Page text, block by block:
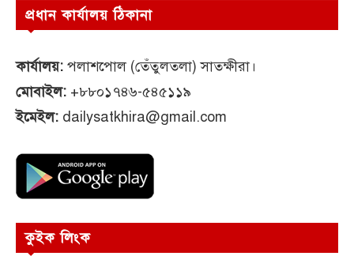
প্রধান কার্যালয় ঠিকানা
কার্যালয়: পলাশপোল (তেঁতুলতলা) সাতক্ষীরা।
মোবাইল: +৮৮০১৭৪৬-৫৪৫১১৯
ইমেইল: dailysatkhira@gmail.com
কুইক লিংক